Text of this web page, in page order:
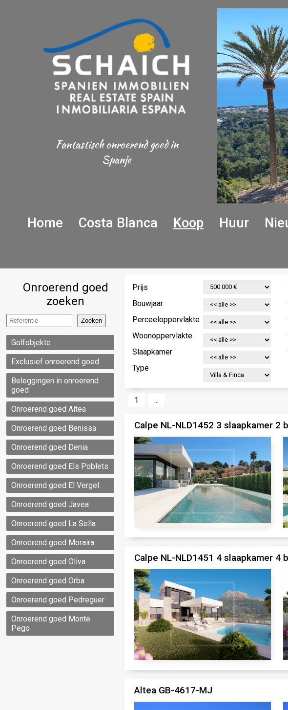
Fantastisch onroerend goed in
Spanje
Home Costa Blanca Koop Huur
Onroerend goed
zoeken
Golfobjekte
Exclusief onroerend goed
Beleggingen in onroerend
goed
Onroerend goed Altea
Onroerend goed Benissa
Onroerend goed Denia
Onroerend goed Els Poblets
Onroerend goed El Vergel
Onroerend goed Javea
Onroerend goed La Sella
Onroerend goed Moraira
Onroerend goed Oliva
Onroerend goed Orba
Onroerend goed Pedreguer
Onroerend goed Monte
Pego
Prijs
Bouwjaar
Perceeloppervlakte
Woonoppervlakte
Slaapkamer
Type
1 ...
Calpe NL-NLD1452 3 slaapkamer 2
Calpe NL-NLD1451 4 slaapkamer 4
Altea GB-4617-MJ